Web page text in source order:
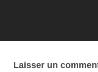
Laisser un